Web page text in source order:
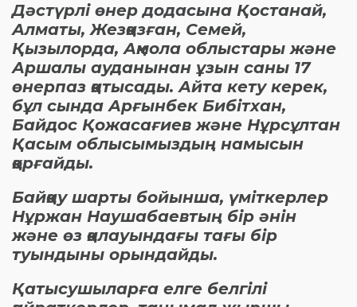
Дәстүрлі өнер додасына Қостанай,
Алматы, Жезқазған, Семей,
Қызылорда, Ақмола облыстары және
Аршалы ауданынан ұзын саны 17
өнерпаз қатысады. Айта кету керек,
бұл сында Арғынбек Бибітхан,
Байдос Қожасағиев және Нұрсұлтан
Қасым облысымыздың намысын
қорғайды.
Байқау шарты бойынша, үміткерлер
Нұржан Наушабаевтың бір әнін
және өз қалауындағы тағы бір
туындыны орындайды.
Қатысушыларға елге белгілі